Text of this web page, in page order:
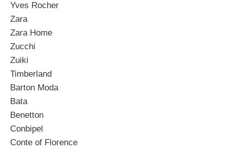
Yves Rocher
Zara
Zara Home
Zucchi
Zuiki
Timberland
Barton Moda
Bata
Benetton
Conbipel
Conte of Florence